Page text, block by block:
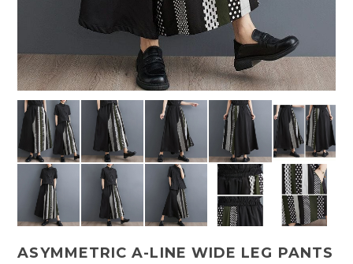
ASYMMETRIC A-LINE WIDE LEG PANTS